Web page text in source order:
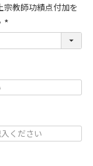
宗教師功績点付加を
(
必